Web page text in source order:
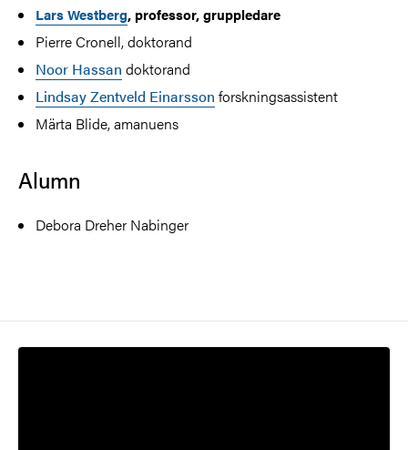
Lars Westberg, professor, gruppledare
Pierre Cronell, doktorand
Noor Hassan doktorand
Lindsay Zentveld Einarsson forskningsassistent
Märta Blide, amanuens
Alumn
Debora Dreher Nabinger